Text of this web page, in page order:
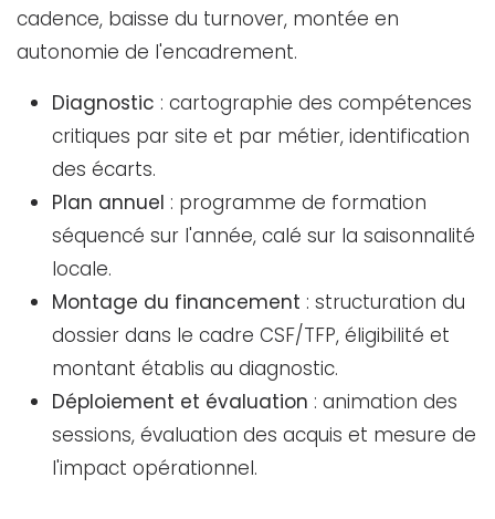
cadence, baisse du turnover, montée en
autonomie de l'encadrement.
Diagnostic : cartographie des compétences
critiques par site et par métier, identification
des écarts.
Plan annuel : programme de formation
séquencé sur l'année, calé sur la saisonnalité
locale.
Montage du financement : structuration du
dossier dans le cadre CSF/TFP, éligibilité et
montant établis au diagnostic.
Déploiement et évaluation : animation des
sessions, évaluation des acquis et mesure de
l'impact opérationnel.